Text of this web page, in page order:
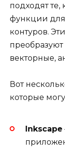
подходят
функции для
контуров.
векторные,
Вот
которые
Inkscape